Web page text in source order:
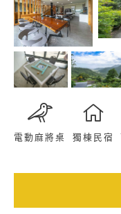
電動麻將桌 獨棟民宿